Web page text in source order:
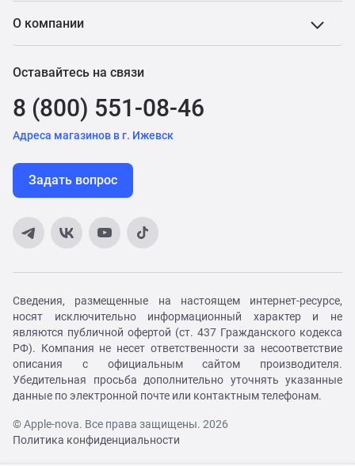
О компании
Оставайтесь на связи
8 (800) 551-08-46
Адреса магазинов в г. Ижевск
Задать вопрос
Сведения, размещенные на настоящем интернет-ресурсе,
носят исключительно информационный характер и не
являются публичной офертой (ст. 437 Гражданского кодекса
РФ). Компания не несет ответственности за несоответствие
описания с официальным сайтом производителя.
Убедительная просьба дополнительно уточнять указанные
данные по электронной почте или контактным телефонам.
© Apple-nova. Все права защищены. 2026
Политика конфиденциальности